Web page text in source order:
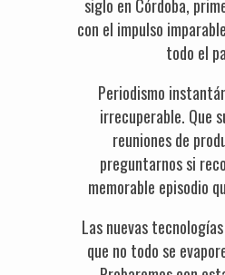
siglo en Córdoba,
con el impulso
todo el
Periodismo
irrecuperable. Que
reuniones de
preguntarnos si
memorable episodio
Las nuevas
que no todo se